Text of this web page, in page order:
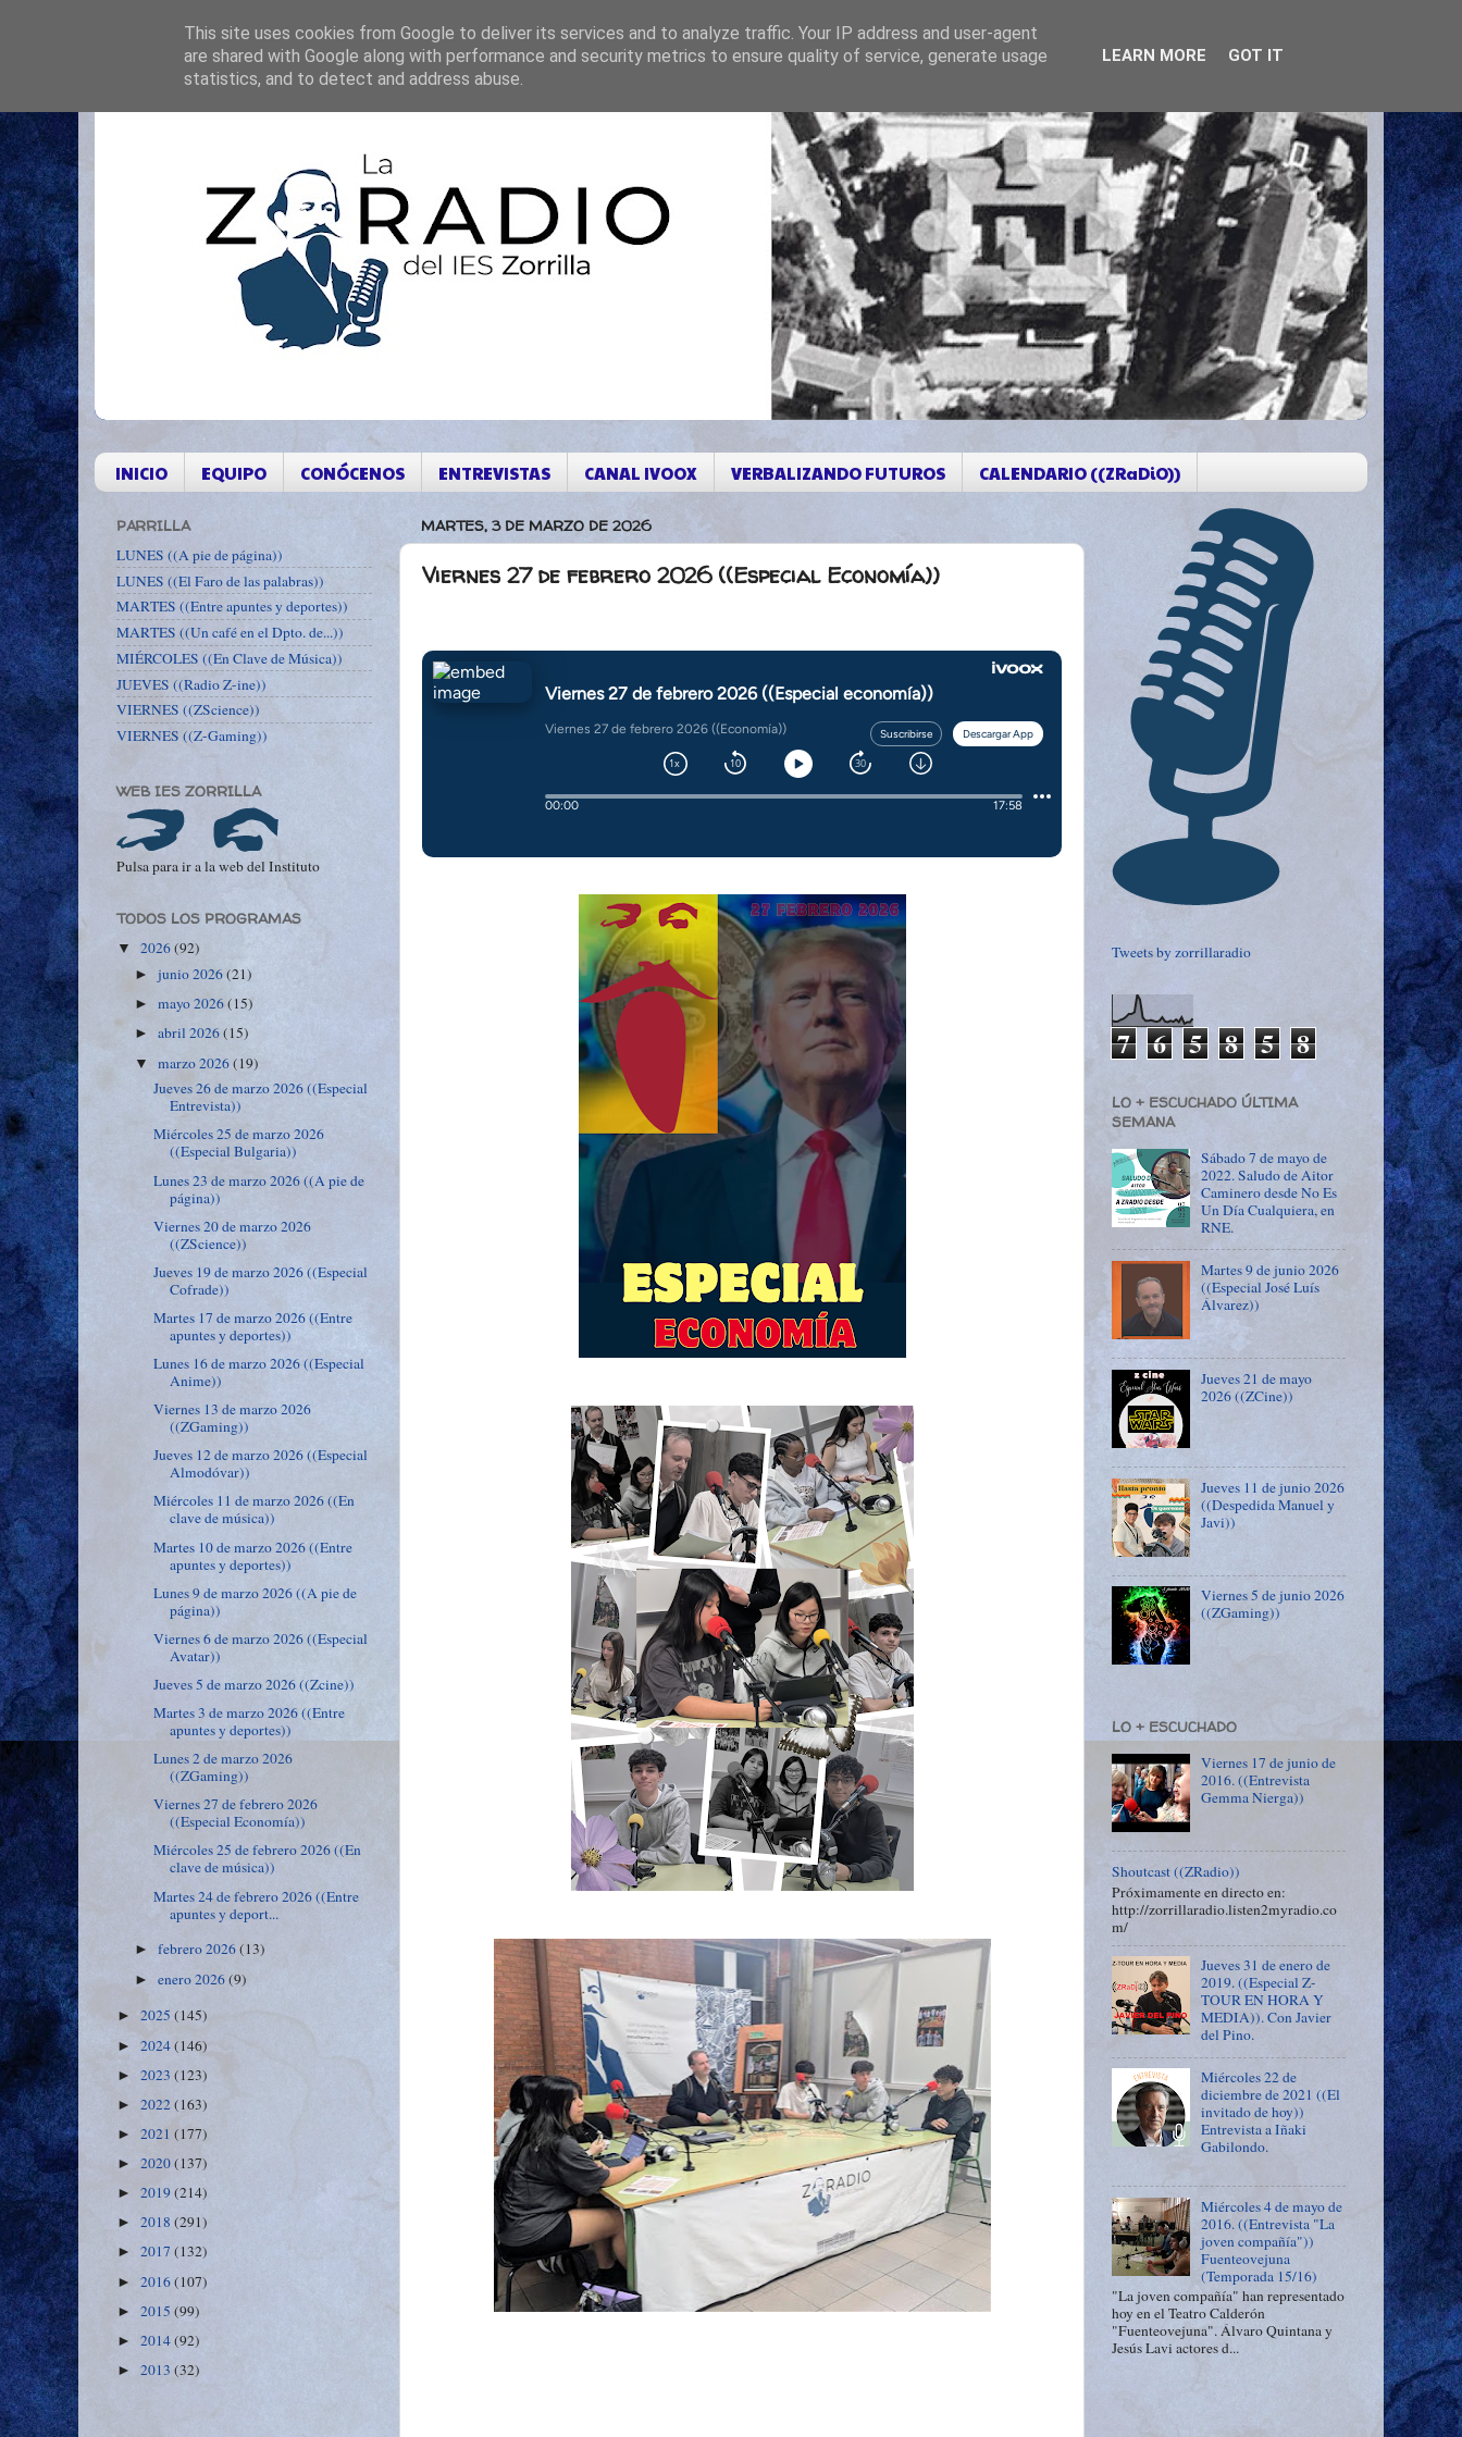
INICIO EQUIPO CONÓCENOS ENTREVISTAS CANAL IVOOX VERBALIZANDO FUTUROS CALENDARIO ((ZRaDiO))
MARTES, 3 DE MARZO DE 2026
Viernes 27 de febrero 2026 ((Especial Economía))
PARRILLA
LUNES ((A pie de página))
LUNES ((El Faro de las palabras))
MARTES ((Entre apuntes y deportes))
MARTES ((Un café en el Dpto. de...))
MIÉRCOLES ((En Clave de Música))
JUEVES ((Radio Z-ine))
VIERNES ((ZScience))
VIERNES ((Z-Gaming))
WEB IES ZORRILLA
Pulsa para ir a la web del Instituto
TODOS LOS PROGRAMAS
▼ 2026(92)
►junio 2026(21)
►mayo 2026(15)
►abril 2026(15)
▼marzo 2026(19)
Jueves 26 de marzo 2026 ((Especial
Entrevista))
Miércoles 25 de marzo 2026
((Especial Bulgaria))
Lunes 23 de marzo 2026 ((A pie de
página))
Viernes 20 de marzo 2026
((ZScience))
Jueves 19 de marzo 2026 ((Especial
Cofrade))
Martes 17 de marzo 2026 ((Entre
apuntes y deportes))
Lunes 16 de marzo 2026 ((Especial
Anime))
Viernes 13 de marzo 2026
((ZGaming))
Jueves 12 de marzo 2026 ((Especial
Almodóvar))
Miércoles 11 de marzo 2026 ((En
clave de música))
Martes 10 de marzo 2026 ((Entre
apuntes y deportes))
Lunes 9 de marzo 2026 ((A pie de
página))
Viernes 6 de marzo 2026 ((Especial
Avatar))
Jueves 5 de marzo 2026 ((Zcine))
Martes 3 de marzo 2026 ((Entre
apuntes y deportes))
Lunes 2 de marzo 2026
((ZGaming))
Viernes 27 de febrero 2026
((Especial Economía))
Miércoles 25 de febrero 2026 ((En
clave de música))
Martes 24 de febrero 2026 ((Entre
apuntes y deport...
►febrero 2026(13)
►enero 2026(9)
► 2025 (145)
► 2024(146)
► 2023 (123)
► 2022(163)
► 2021 (177)
► 2020(137)
► 2019(214)
► 2018 (291)
► 2017 (132)
► 2016(107)
► 2015 (99)
► 2014(92)
► 2013 (32)
Tweets by zorrillaradio
7 6 5 8 5 8
LO + ESCUCHADO ÚLTIMA
SEMANA
Sábado 7 de mayo de
2022. Saludo de Aitor
Caminero desde No Es
Un Día Cualquiera, en
RNE.
Martes 9 de junio 2026
((Especial José Luís
Álvarez))
Jueves 21 de mayo
2026 ((ZCine))
Jueves 11 de junio 2026
((Despedida Manuel y
Javi))
Viernes 5 de junio 2026
((ZGaming))
LO + ESCUCHADO
Viernes 17 de junio de
2016. ((Entrevista
Gemma Nierga))
Shoutcast ((ZRadio))
Próximamente en directo en:
http://zorrillaradio.listen2myradio.co
m/
Jueves 31 de enero de
2019. ((Especial Z-
TOUR EN HORA Y
MEDIA)). Con Javier
del Pino.
Miércoles 22 de
diciembre de 2021 ((El
invitado de hoy))
Entrevista a Iñaki
Gabilondo.
Miércoles 4 de mayo de
2016. ((Entrevista "La
joven compañía"))
Fuenteovejuna
(Temporada 15/16)
"La joven compañía" han representado
hoy en el Teatro Calderón
"Fuenteovejuna". Álvaro Quintana y
Jesús Lavi actores d...
This site uses cookies from Google to deliver its services and to analyze traffic. Your IP address and user-agent
are shared with Google along with performance and security metrics to ensure quality of service, generate usage
statistics, and to detect and address abuse.
LEARN MORE GOT IT